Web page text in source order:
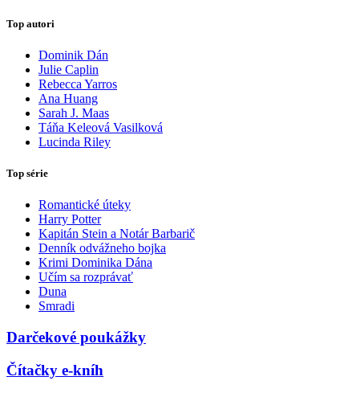
Top autori
Dominik Dán
Julie Caplin
Rebecca Yarros
Ana Huang
Sarah J. Maas
Táňa Keleová Vasilková
Lucinda Riley
Top série
Romantické úteky
Harry Potter
Kapitán Stein a Notár Barbarič
Denník odvážneho bojka
Krimi Dominika Dána
Učím sa rozprávať
Duna
Smradi
Darčekové poukážky
Čítačky e-kníh